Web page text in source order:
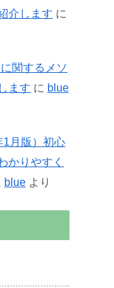
介します に
関するメソ
ます に blue
1月版）初心
かりやすく
blue より